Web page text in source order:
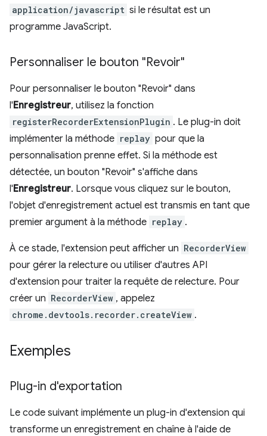
application/javascript si le résultat est un
programme JavaScript.
Personnaliser le bouton "Revoir"
Pour personnaliser le bouton "Revoir" dans
l'Enregistreur, utilisez la fonction
registerRecorderExtensionPlugin . Le plug-in doit
implémenter la méthode replay pour que la
personnalisation prenne effet. Si la méthode est
détectée, un bouton "Revoir" s'affiche dans
l'Enregistreur. Lorsque vous cliquez sur le bouton,
l'objet d'enregistrement actuel est transmis en tant que
premier argument à la méthode replay .
À ce stade, l'extension peut afficher un RecorderView
pour gérer la relecture ou utiliser d'autres API
d'extension pour traiter la requête de relecture. Pour
créer un RecorderView , appelez
chrome.devtools.recorder.createView .
Exemples
Plug-in d'exportation
Le code suivant implémente un plug-in d'extension qui
transforme un enregistrement en chaîne à l'aide de